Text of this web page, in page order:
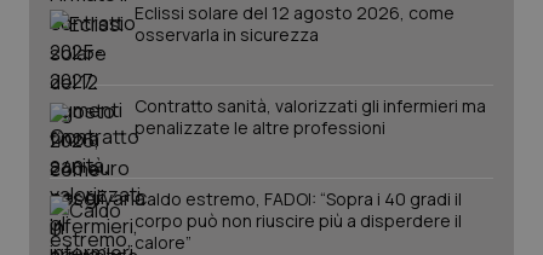
Eclissi solare del 12 agosto 2026, come
osservarla in sicurezza
Contratto sanità, valorizzati gli infermieri ma
penalizzate le altre professioni
Caldo estremo, FADOI: “Sopra i 40 gradi il
corpo può non riuscire più a disperdere il
calore”